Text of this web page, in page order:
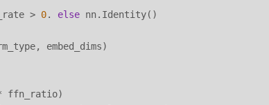
> 0. else nn.Identity()
embed_dims)
ffn_ratio)